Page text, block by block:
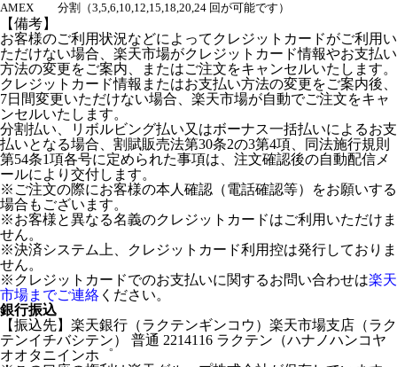
AMEX
分割（3,5,6,10,12,15,18,20,24 回が可能です）
【備考】
お客様のご利用状況などによってクレジットカードがご利用い
ただけない場合、楽天市場がクレジットカード情報やお支払い
方法の変更をご案内、またはご注文をキャンセルいたします。
クレジットカード情報またはお支払い方法の変更をご案内後、
7日間変更いただけない場合、楽天市場が自動でご注文をキャ
ンセルいたします。
分割払い、リボルビング払い又はボーナス一括払いによるお支
払いとなる場合、割賦販売法第30条2の3第4項、同法施行規則
第54条1項各号に定められた事項は、注文確認後の自動配信メ
ールにより交付します。
※ご注文の際にお客様の本人確認（電話確認等）をお願いする
場合もございます。
※お客様と異なる名義のクレジットカードはご利用いただけま
せん。
※決済システム上、クレジットカード利用控は発行しておりま
せん。
※クレジットカードでのお支払いに関するお問い合わせは楽天
市場までご連絡 ください。
銀行振込
【振込先】楽天銀行（ラクテンギンコウ）楽天市場支店（ラク
テンイチバシテン） 普通 2214116 ラクテン（ハナノハンコヤ
オオタニインホ゜